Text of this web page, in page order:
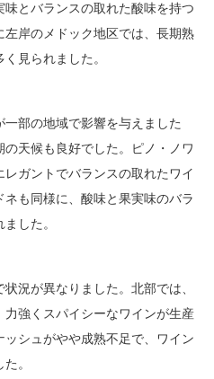
味とバランスの取れた酸味を持つ
岸のメドック地区では、長期熟
見られました。
部の地域で影響を与えました
天候も良好でした。ピノ・ノワ
ガントでバランスの取れたワイ
も同様に、酸味と果実味のバラ
した。
況が異なりました。北部では、
強くスパイシーなワインが生産
シュがやや成熟不足で、ワイン
。